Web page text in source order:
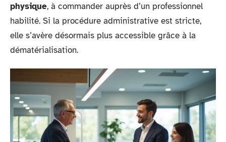
physique, à commander auprès d’un professionnel
habilité. Si la procédure administrative est stricte,
elle s’avère désormais plus accessible grâce à la
dématérialisation.